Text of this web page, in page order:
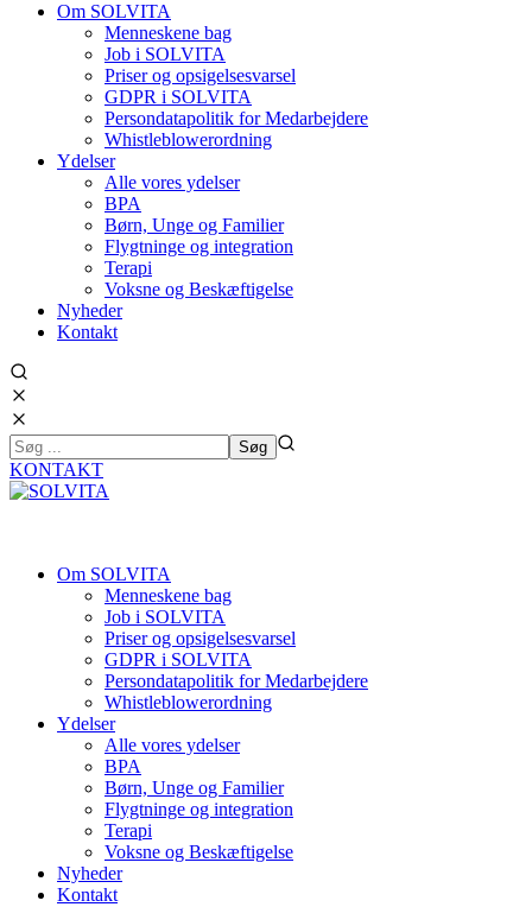
Om SOLVITA
Menneskene bag
Job i SOLVITA
Priser og opsigelsesvarsel
GDPR i SOLVITA
Persondatapolitik for Medarbejdere
Whistleblowerordning
Ydelser
Alle vores ydelser
BPA
Børn, Unge og Familier
Flygtninge og integration
Terapi
Voksne og Beskæftigelse
Nyheder
Kontakt
KONTAKT
Om SOLVITA
Menneskene bag
Job i SOLVITA
Priser og opsigelsesvarsel
GDPR i SOLVITA
Persondatapolitik for Medarbejdere
Whistleblowerordning
Ydelser
Alle vores ydelser
BPA
Børn, Unge og Familier
Flygtninge og integration
Terapi
Voksne og Beskæftigelse
Nyheder
Kontakt